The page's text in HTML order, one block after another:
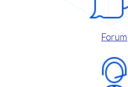
Forum